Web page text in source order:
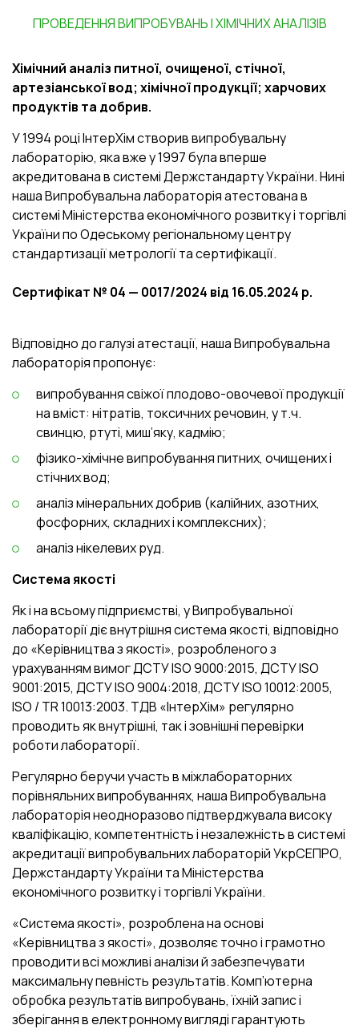
Хімічний аналіз питної, очищеної, стічної,
артезіанської вод; хімічноїпродукції; харчових
продуктів та добрив.
У 1994 році ІнтерХім створив випробувальну
лабораторію, яка вже у 1997 була вперше
акредитована в системі Держстандарту України. Нині
наша Випробувальна лабораторія атестована в
системі Міністерства економічного розвитку і торгівлі
України по Одеському регіональному центру
стандартизації метрології та сертифікації.
Сертифікат № 04 — 0017/2024 від 16.05.2024 р.
ПРОВЕДЕННЯ ВИПРОБУВАНЬ І ХІМІЧНИХ АНАЛІЗІВ
Відповідно до галузі атестації, наша Випробувальна
лабораторія пропонує:
випробування свіжої плодово-овочевої продукції
на вміст: нітратів, токсичних речовин, у т.ч.
свинцю, ртуті, миш’яку, кадмію;
фізико-хімічне випробування питних, очищених і
стічних вод;
аналіз мінеральних добрив (калійних, азотних,
фосфорних, складних і комплексних);
аналіз нікелевих руд.
Система якості
Як і на всьому підприємстві, у Випробувальної
лабораторії діє внутрішня система якості, відповідно
до «Керівництва з якості», розробленого з
урахуванням вимог ДСТУ ISO 9000:2015, ДСТУ ISO
9001:2015, ДСТУ ISO 9004:2018, ДСТУ ISO 10012:2005,
ISO / TR 10013:2003. ТДВ «ІнтерХім» регулярно
проводить як внутрішні, так і зовнішні перевірки
роботи лабораторії.
Регулярно беручи участь в міжлабораторних
порівняльних випробуваннях, наша Випробувальна
лабораторія неодноразово підтверджувала високу
кваліфікацію, компетентність і незалежність в системі
акредитації випробувальних лабораторій УкрСЕПРО,
Держстандарту України та Міністерства
економічного розвитку і торгівлі України.
«Система якості», розроблена на основі
«Керівництва з якості», дозволяє точно і грамотно
проводити всі можливі аналізи й забезпечувати
максимальну певність результатів. Комп’ютерна
обробка результатів випробувань, їхній запис і
зберігання в електронному вигляді гарантують